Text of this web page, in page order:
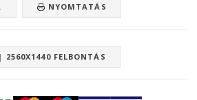
NYOMTATÁS
FELBONTÁS